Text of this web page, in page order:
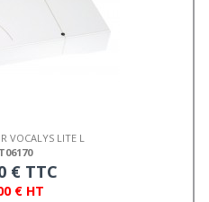
VOCALYS LITE L
€ TTC
€ HT